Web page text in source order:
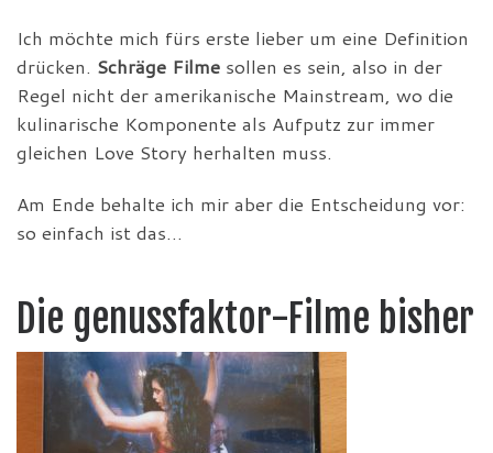
Ich möchte mich fürs erste lieber um eine Definition
drücken. Schräge Filme sollen es sein, also in der
Regel nicht der amerikanische Mainstream, wo die
kulinarische Komponente als Aufputz zur immer
gleichen Love Story herhalten muss.
Am Ende behalte ich mir aber die Entscheidung vor:
so einfach ist das…
Die genussfaktor-Filme bisher